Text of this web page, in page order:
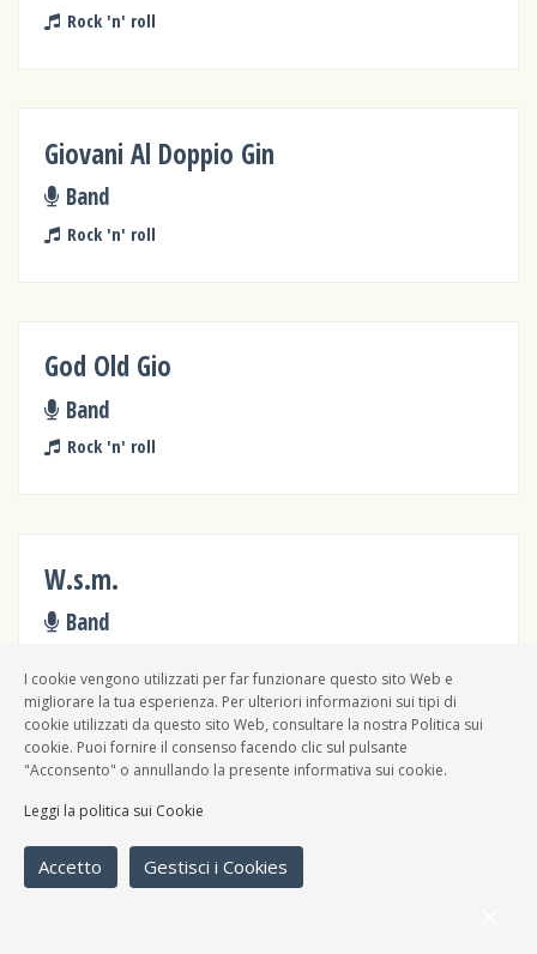
Rock 'n' roll
Giovani Al Doppio Gin
Band
Rock 'n' roll
God Old Gio
Band
Rock 'n' roll
W.s.m.
Band
Rock 'n' roll
I cookie vengono utilizzati per far funzionare questo sito Web e
migliorare la tua esperienza. Per ulteriori informazioni sui tipi di
cookie utilizzati da questo sito Web, consultare la nostra Politica sui
cookie. Puoi fornire il consenso facendo clic sul pulsante
"Acconsento" o annullando la presente informativa sui cookie.
Leggi la politica sui Cookie
Accetto Gestisci i Cookies